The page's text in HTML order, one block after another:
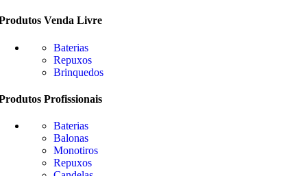
Venda Livre
Baterias
Repuxos
Brinquedos
Profissionais
Baterias
Balonas
Monotiros
Repuxos